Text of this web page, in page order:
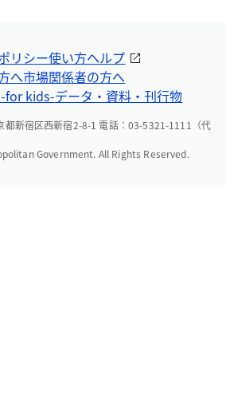
リシー使い方ヘルプ
へ市場関係者の方へ
for kids-データ・資料・刊行物
都新宿区西新宿2-8-1 電話：03-5321-1111（代
Government. All Rights Reserved.